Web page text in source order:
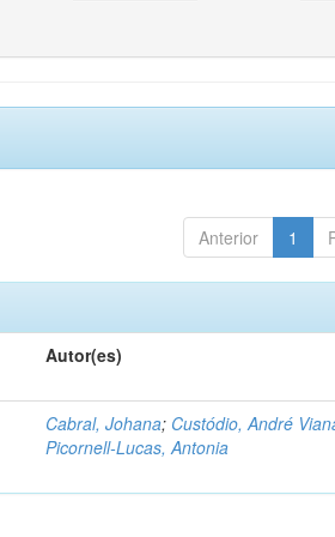
Anterior 1
Autor(es)
Cabral, Johana; Custódio, André
Picornell-Lucas, Antonia